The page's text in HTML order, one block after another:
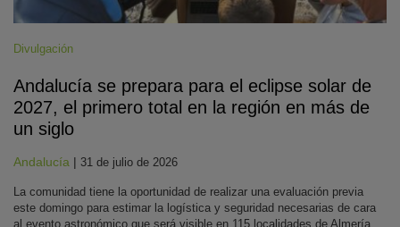
Divulgación
Andalucía se prepara para el eclipse solar de
2027, el primero total en la región en más de
un siglo
Andalucía | 31 de julio de 2026
La comunidad tiene la oportunidad de realizar una evaluación previa
este domingo para estimar la logística y seguridad necesarias de cara
al evento astronómico que será visible en 115 localidades de Almería,